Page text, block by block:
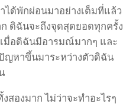
าได้พักผ่อนมาอย่างเต็มที่แล้ว
ดิฉันจะถึงจุดสุดยอดทุกครั้ง
เมื่อดิฉันมีอารมณ์มากๆ และ
ญหาขึ้นมาระหว่างตัวดิฉัน
องมาก ไม่ว่าจะทำอะไรๆ